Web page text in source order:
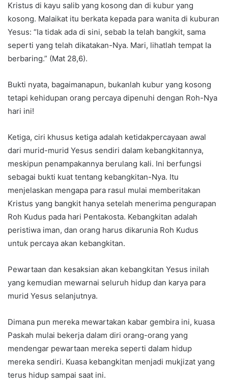
Kristus di kayu salib yang kosong dan di kubur yang
kosong. Malaikat itu berkata kepada para wanita di kuburan
Yesus: “Ia tidak ada di sini, sebab Ia telah bangkit, sama
seperti yang telah dikatakan-Nya. Mari, lihatlah tempat Ia
berbaring.” (Mat 28,6).
Bukti nyata, bagaimanapun, bukanlah kubur yang kosong
tetapi kehidupan orang percaya dipenuhi dengan Roh-Nya
hari ini!
Ketiga, ciri khusus ketiga adalah ketidakpercayaan awal
dari murid-murid Yesus sendiri dalam kebangkitannya,
meskipun penampakannya berulang kali. Ini berfungsi
sebagai bukti kuat tentang kebangkitan-Nya. Itu
menjelaskan mengapa para rasul mulai memberitakan
Kristus yang bangkit hanya setelah menerima pengurapan
Roh Kudus pada hari Pentakosta. Kebangkitan adalah
peristiwa iman, dan orang harus dikarunia Roh Kudus
untuk percaya akan kebangkitan.
Pewartaan dan kesaksian akan kebangkitan Yesus inilah
yang kemudian mewarnai seluruh hidup dan karya para
murid Yesus selanjutnya.
Dimana pun mereka mewartakan kabar gembira ini, kuasa
Paskah mulai bekerja dalam diri orang-orang yang
mendengar pewartaan mereka seperti dalam hidup
mereka sendiri. Kuasa kebangkitan menjadi mukjizat yang
terus hidup sampai saat ini.